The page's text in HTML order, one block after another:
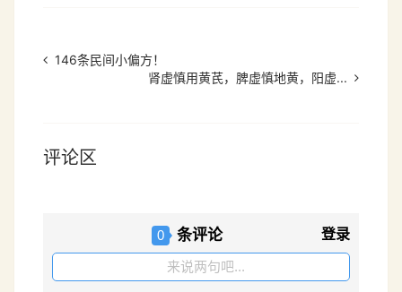
146条民间小偏方！
肾虚慎用黄芪，脾虚慎地黄，阳虚...
评论区
0 条评论 登录
来说两句吧...